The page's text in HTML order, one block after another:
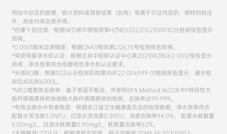
网站中涉及的数据、统计资料或调查结果（如有）等属于引证内容的，除特别标注
外，其余均来自易开得。
*四重十层过滤：根据NED诺尔德检测第HZNED20220525000102E检测报告显示
测得。
*0.0001微米过滤精度：根据CNAS检测第L12675号检测报告测得。
*荣获母婴净水机认证：根据北京中轻联认证中心第20210RZB062-0012报告显示
测得，净水效果符合母婴特色净水机认证要求。
*长效RO膜：根据SGS认证检测机构第XMF22-004599-01检测报告显示，通水检
测位点达到6000L。
*MS2噬菌体去除率：基于单层平板法，并参照EPA Method 1602水中F特异性大
肠杆菌噬菌体和体细胞大肠杆菌噬菌体的检测，去除率达99.99%。
*有效去除水中有害物质：根据浙江省卫生健康委员会的检测数据，净水效果符合
配置水浑浊度5.0NTU，过滤水浑浊度0.3NTU，浊度去除率94.0%， 配置水耗氧量
5.00mg/L，过滤水耗氧量0.90mg/L，耗氧量去除率82%。